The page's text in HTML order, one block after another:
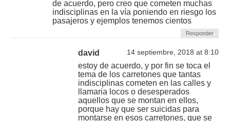
de acuerdo, pero creo que cometen muchas
indisciplinas en la vía poniendo en riesgo los
pasajeros y ejemplos tenemos cientos
Responder
david 14 septiembre, 2018 at 8:10
estoy de acuerdo, y por fin se toca el
tema de los carretones que tantas
indisciplinas cometen en las calles y
llamaria locos o desesperados
aquellos que se montan en ellos,
porque hay que ser suicidas para
montarse en esos carretones, que se